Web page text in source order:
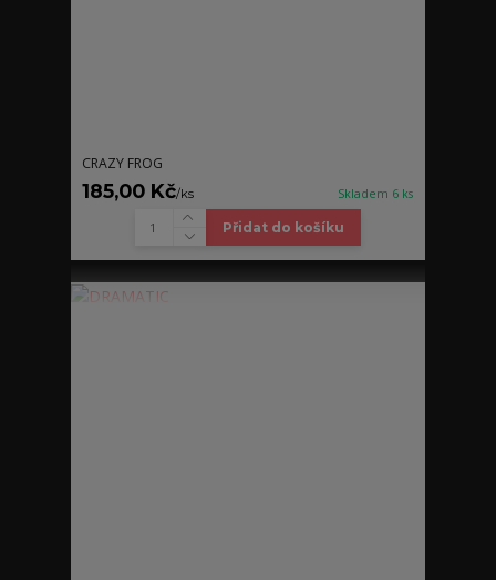
CRAZY FROG
185,00 Kč/ks Skladem 6 ks
Přidat do košíku